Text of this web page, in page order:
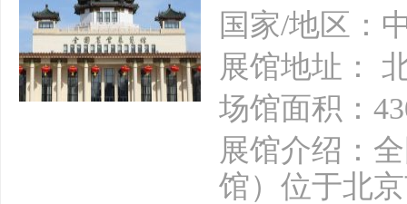
国家/地区：
展馆地址：
场馆面积：
展馆介绍：
馆）位于北